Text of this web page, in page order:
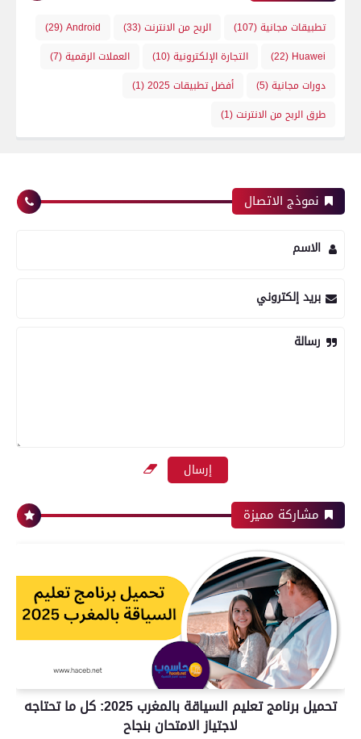
تطبيقات مجانية(107) الربح من الانترنت(33)
Android
(29)
Huawei
(22) التجارة الإلكترونية(10) العملات الرقمية(7)
دورات مجانية(5) أفضل تطبيقات 2025
(1)
طرق الربح من الانترنت(1)
نموذج الاتصال
الاسم
بريد إلكتروني
رسالة
مشاركة مميزة
تحميل برنامج تعليم السياقة بالمغرب 2025: كل ما تحتاجه
لاجتياز الامتحان بنجاح